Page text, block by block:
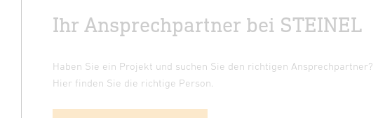
Ihr Ansprechpartner bei STEINEL
Haben Sie ein Projekt und suchen Sie den richtigen Ansprechpartner?
Hier finden Sie die richtige Person.